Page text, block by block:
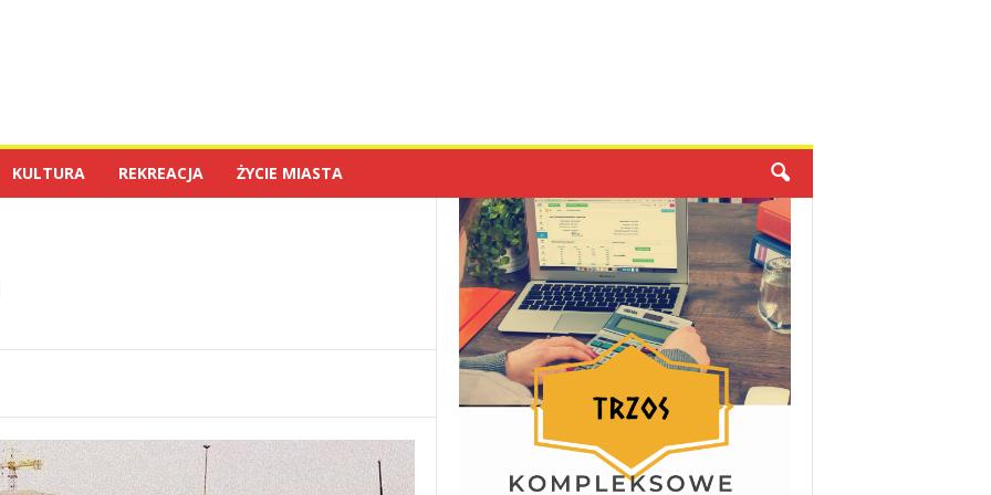
KULTURA REKREACJA ŻYCIE MIASTA